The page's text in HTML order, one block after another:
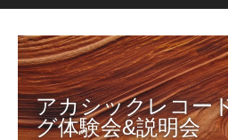
アカシックレコー
グ体験会&説明会